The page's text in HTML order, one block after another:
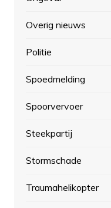
Overig nieuws
Politie
Spoedmelding
Spoorvervoer
Steekpartij
Stormschade
Traumahelikopter